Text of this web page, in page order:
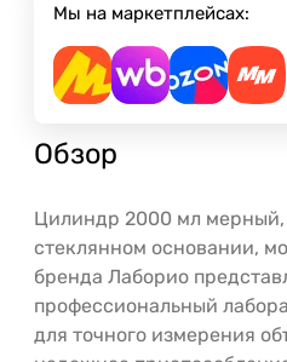
Мы на маркетплейсах:
Обзор
Цилиндр 2000 мл мерный,
стеклянном основании,
бренда Лаборио
профессиональный
для точного измерения